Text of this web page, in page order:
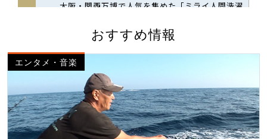
おすすめ情報
エンタメ・音楽